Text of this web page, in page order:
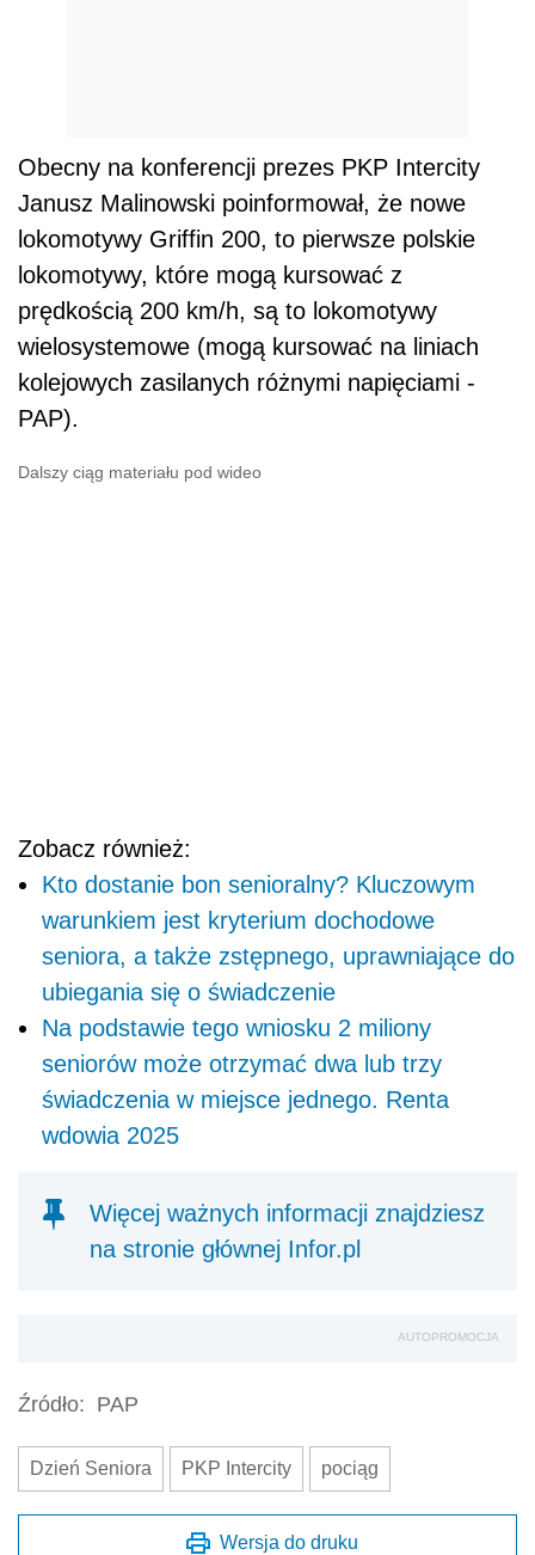
Obecny na konferencji prezes PKP Intercity
Janusz Malinowski poinformował, że nowe
lokomotywy Griffin 200, to pierwsze polskie
lokomotywy, które mogą kursować z
prędkością 200 km/h, są to lokomotywy
wielosystemowe (mogą kursować na liniach
kolejowych zasilanych różnymi napięciami -
PAP).
Dalszy ciąg materiału pod wideo
Zobacz również:
Kto dostanie bon senioralny? Kluczowym
warunkiem jest kryterium dochodowe
seniora, a także zstępnego, uprawniające do
ubiegania się o świadczenie
Na podstawie tego wniosku 2 miliony
seniorów może otrzymać dwa lub trzy
świadczenia w miejsce jednego. Renta
wdowia 2025
Więcej ważnych informacji znajdziesz
na stronie głównej Infor.pl
AUTOPROMOCJA
Źródło: PAP
Dzień Seniora PKP Intercity pociąg
Wersja do druku